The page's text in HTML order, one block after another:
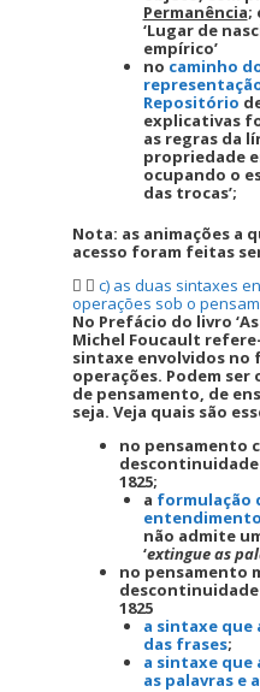
Permanência;
‘Lugar de
empírico’
no caminho
Repositório
explicativas
as regras da
propriedade
ocupando o
das trocas’;
Nota: as animações a
acesso foram feitas
c) as duas sintaxes
operações sob o
No Prefácio do livro
Michel Foucault
sintaxe envolvidos no
operações. Podem
de pensamento, de
seja. Veja quais são
no pensamento
descontinuidade
1825;
a formulação
não admite
‘extingue as
no pensamento
descontinuidade
1825
a sintaxe
das frases;
a sintaxe
as palavras e